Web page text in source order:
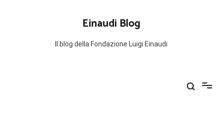
Einaudi Blog
Il blog della Fondazione Luigi Einaudi